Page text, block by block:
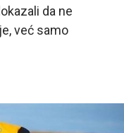
da ne
već samo